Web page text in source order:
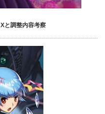
と調整内容考察